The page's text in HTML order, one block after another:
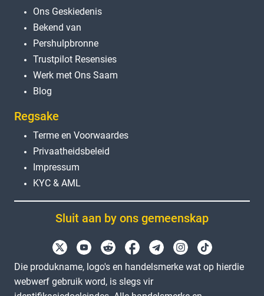
Ons Geskiedenis
Bekend van
Pershulpbronne
Trustpilot Resensies
Werk met Ons Saam
Blog
Regsake
Terme en Voorwaardes
Privaatheidsbeleid
Impressum
KYC & AML
Sluit aan by ons gemeenskap
Die produkname, logo's en handelsmerke wat op hierdie
webwerf gebruik word, is slegs vir